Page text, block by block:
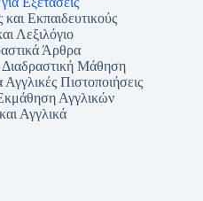
Εκπαιδευτικούς
Λεξιλόγιο
Άρθρα
Διαδραστική Μάθηση
Αγγλικές Πιστοποιήσεις
Αγγλικών
Αγγλικά